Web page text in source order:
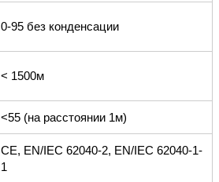
0-95 без конденсации
< 1500м
<55 (на расстоянии 1м)
CE, EN/IEC 62040-2, EN/IEC 62040-1-
1